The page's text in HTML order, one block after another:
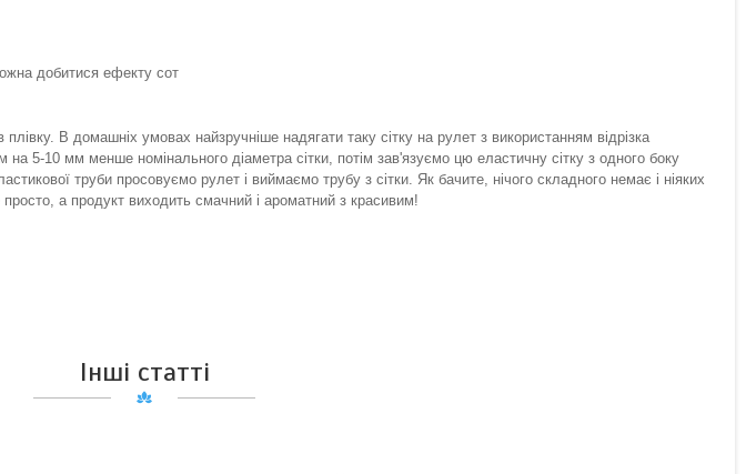
добитися ефекту сот
В домашніх умовах найзручніше надягати таку сітку на рулет з використанням відрізка
5-10 мм менше номінального діаметра сітки, потім зав'язуємо цю еластичну сітку з одного боку
труби просовуємо рулет і виймаємо трубу з сітки. Як бачите, нічого складного немає і ніяких
а продукт виходить смачний і ароматний з красивим!
Інші статті